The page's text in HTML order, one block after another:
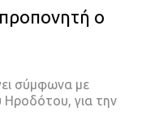
ο
σύμφωνα με
Ηροδότου, για την